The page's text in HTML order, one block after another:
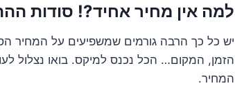
למה אין מחיר אחיד?! סודות
יש כל כך הרבה גורמים שמשפיעים על המחיר
הזמן, המקום… הכל נכנס למיקס. בואו נצלול
המחיר.